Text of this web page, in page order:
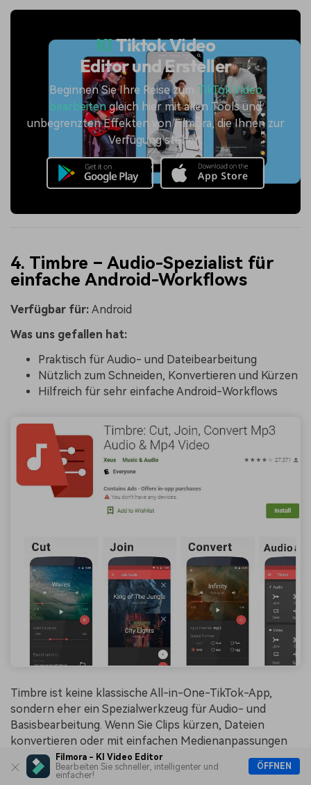
Filmora - KI Video Editor
Bearbeiten Sie schneller, intelligenter und
einfacher!
ÖFFNEN
KITiktok Video
Editor und Ersteller
Beginnen Sie Ihre Reise zum TikTok Video
bearbeitengleich hier mit allen Tools und
unbegrenzten Effekten von Filmora, die Ihnen zur
Verfügung stehen.
4. Timbre – Audio-Spezialist für
einfache Android-Workflows
Verfügbar für: Android
Was uns gefallen hat:
Praktisch für Audio- und Dateibearbeitung
Nützlich zum Schneiden, Konvertieren und Kürzen
Hilfreich für sehr einfache Android-Workflows
Timbre ist keine klassische All-in-One-TikTok-App,
sondern eher ein Spezialwerkzeug für Audio- und
Basisbearbeitung. Wenn Sie Clips kürzen, Dateien
konvertieren oder mit einfachen Medienanpassungen
arbeiten möchten, kann die App auf Android praktisch
sein.